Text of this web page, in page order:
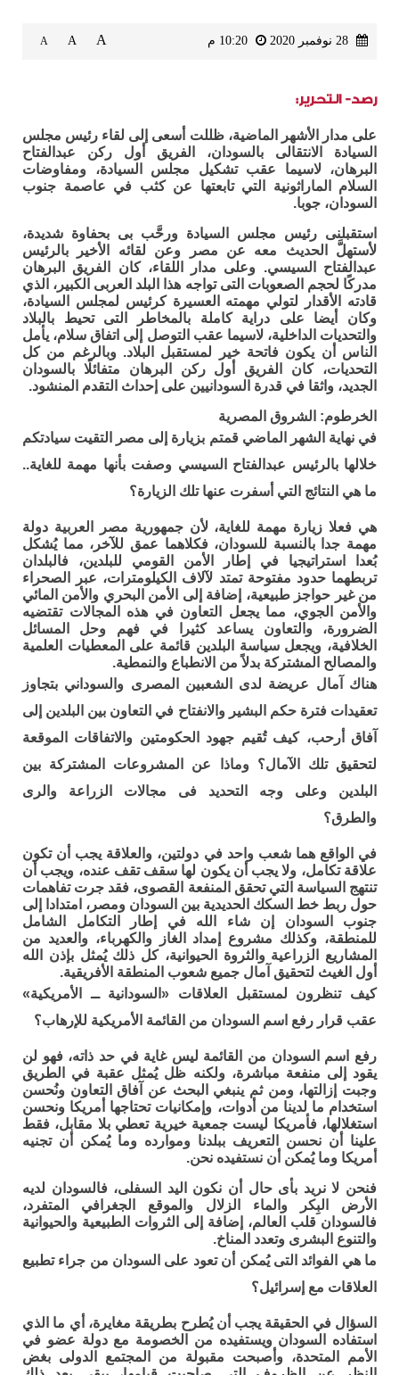
A
A
A
رصد- التحرير:
على مدار الأشهر الماضية، ظللت أسعى إلى لقاء رئيس مجلس
السيادة الانتقالى بالسودان، الفريق أول ركن عبدالفتاح
البرهان، لاسيما عقب تشكيل مجلس السيادة، ومفاوضات
السلام الماراثونية التي تابعتها عن كثب في عاصمة جنوب
السودان، جوبا.
استقبلنى رئيس مجلس السيادة ورحَّب بى بحفاوة شديدة،
لأستهلَّ الحديث معه عن مصر وعن لقائه الأخير بالرئيس
عبدالفتاح السيسي. وعلى مدار اللقاء، كان الفريق البرهان
مدركًا لحجم الصعوبات التى تواجه هذا البلد العربى الكبير، الذي
قادته الأقدار لتولي مهمته العسيرة كرئيس لمجلس السيادة،
وكان أيضا على دراية كاملة بالمخاطر التى تحيط بالبلاد
والتحديات الداخلية، لاسيما عقب التوصل إلى اتفاق سلام، يأمل
الناس أن يكون فاتحة خير لمستقبل البلاد. وبالرغم من كل
التحديات، كان الفريق أول ركن البرهان متفائلًا بالسودان
الجديد، واثقا في قدرة السودانيين على إحداث التقدم المنشود.
الخرطوم: الشروق المصرية
في نهاية الشهر الماضي قمتم بزيارة إلى مصر التقيت سيادتكم
خلالها بالرئيس عبدالفتاح السيسي وصفت بأنها مهمة للغاية..
ما هي النتائج التي أسفرت عنها تلك الزيارة؟
هي فعلا زيارة مهمة للغاية، لأن جمهورية مصر العربية دولة
مهمة جدا بالنسبة للسودان، فكلاهما عمق للآخر، مما يُشكل
بُعدا استراتيجيا في إطار الأمن القومي للبلدين، فالبلدان
تربطهما حدود مفتوحة تمتد لآلاف الكيلومترات، عبر الصحراء
من غير حواجز طبيعية، إضافة إلى الأمن البحري والأمن المائي
والأمن الجوي، مما يجعل التعاون في هذه المجالات تقتضيه
الضرورة، والتعاون يساعد كثيرا في فهم وحل المسائل
الخلافية، ويجعل سياسة البلدين قائمة على المعطيات العلمية
والمصالح المشتركة بدلاً من الانطباع والنمطية.
هناك آمال عريضة لدى الشعبين المصرى والسوداني بتجاوز
تعقيدات فترة حكم البشير والانفتاح في التعاون بين البلدين إلى
آفاق أرحب، كيف تُقيم جهود الحكومتين والاتفاقات الموقعة
لتحقيق تلك الآمال؟ وماذا عن المشروعات المشتركة بين
البلدين وعلى وجه التحديد فى مجالات الزراعة والرى
والطرق؟
في الواقع هما شعب واحد في دولتين، والعلاقة يجب أن تكون
علاقة تكامل، ولا يجب أن يكون لها سقف تقف عنده، ويجب أن
تنتهج السياسة التي تحقق المنفعة القصوى، فقد جرت تفاهمات
حول ربط خط السكك الحديدية بين السودان ومصر، امتدادا إلى
جنوب السودان إن شاء الله في إطار التكامل الشامل
للمنطقة، وكذلك مشروع إمداد الغاز والكهرباء، والعديد من
المشاريع الزراعية والثروة الحيوانية، كل ذلك يُمثل بإذن الله
أول الغيث لتحقيق آمال جميع شعوب المنطقة الأفريقية.
كيف تنظرون لمستقبل العلاقات «السودانية ــ الأمريكية»
عقب قرار رفع اسم السودان من القائمة الأمريكية للإرهاب؟
رفع اسم السودان من القائمة ليس غاية في حد ذاته، فهو لن
يقود إلى منفعة مباشرة، ولكنه ظل يُمثل عقبة في الطريق
وجبت إزالتها، ومن ثم ينبغي البحث عن آفاق التعاون ونُحسن
استخدام ما لدينا من أدوات، وإمكانيات تحتاجها أمريكا ونحسن
استغلالها، فأمريكا ليست جمعية خيرية تعطي بلا مقابل، فقط
علينا أن نحسن التعريف ببلدنا وموارده وما يُمكن أن تجنيه
أمريكا وما يُمكن أن نستفيده نحن.
فنحن لا نريد بأى حال أن نكون اليد السفلى، فالسودان لديه
الأرض البِكر والماء الزلال والموقع الجغرافي المتفرد،
فالسودان قلب العالم، إضافة إلى الثروات الطبيعية والحيوانية
والتنوع البشرى وتعدد المناخ.
ما هي الفوائد التى يُمكن أن تعود على السودان من جراء تطبيع
العلاقات مع إسرائيل؟
السؤال في الحقيقة يجب أن يُطرح بطريقة مغايرة، أي ما الذي
استفاده السودان ويستفيده من الخصومة مع دولة عضو في
الأمم المتحدة، وأصبحت مقبولة من المجتمع الدولى بغض